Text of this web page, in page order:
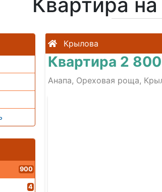
900
4
Крылова
Квартира 2
Анапа, Ореховая роща,